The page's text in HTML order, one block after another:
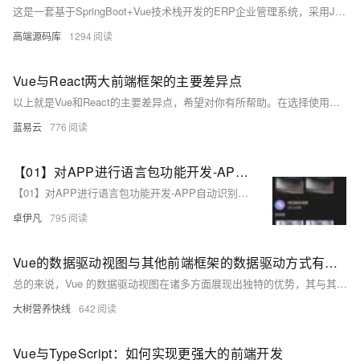
这是一套基于SpringBoot+Vue技术栈开发的ERP企业管理系统，采用Java语言与vscode工具。系统涵盖采购/销售、出入库、生产、品质管理等功能，整合客户与供应商数据，支持在线协同和业务全流程管控。同时提供主数据管理、权限控制、工作流审批、报表自定义及打印、在线报表开发和自定义表单功能，助力企业实现高效自动化管理，并通过UniAPP实现移动端支持，满足多场景应用需求。
高端源码库 1294
Vue与React两大前端框架的主要差异点
以上就是Vue和React的主要差异点，希望对你有所帮助。在选择使用哪一个框架时，需要根据项目的具体需求和团队的技术栈来决定。
蓝易云 776
【01】对APP进行语言包功能开发-APP自动识别地区ip后分配对应的语言功能复杂吗？-成熟app项目语言包功能定制开发-前端以uniapp-基于vue.js后端以laravel基于php为例项目实战-优雅草卓伊凡
【01】对APP进行语言包功能开发-APP自动识别地区ip后分配对应的语言功能复杂吗？-成熟app项目语言包功能定制开发-前端以uniapp-基于vue.js后端以laravel基于php为例项目实战-优雅草卓伊凡
卓伊凡 795
Vue的数据驱动视图与其他前端框架的数据驱动方式有何不同？
总的来说，Vue 的数据驱动视图在诸多方面展现出独特的优势，其与其他前端框架的数据驱动方式的不同之处主要体现在绑定方式、性能表现、触发机制、组件化结合、灵活性、语法表达以及与后端数据交互等方面。这些差异使得 Vue 在前端开发领域具有独特的地位和价值。
大树营养快线 642
Vue与TypeScript：如何实现更强大的前端开发